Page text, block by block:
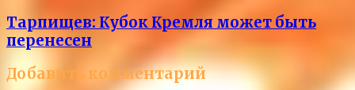
Тарпищев: Кубок Кремля может быть
перенесен
Добавить комментарий